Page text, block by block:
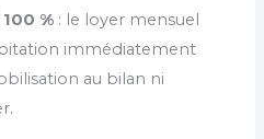
% : le loyer mensuel
immédiatement
au bilan ni